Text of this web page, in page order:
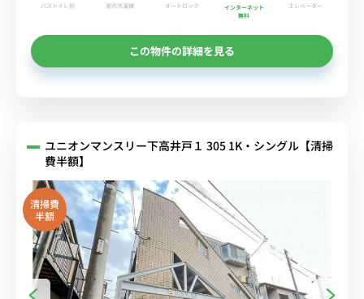
バストイレ別 室内洗濯機 オートロック
インターネット
無料
エレベーター
この物件の詳細を見る
ユニオンマンスリー下高井戸１ 305 1K・シングル【清掃
費半額】
清掃費
半額